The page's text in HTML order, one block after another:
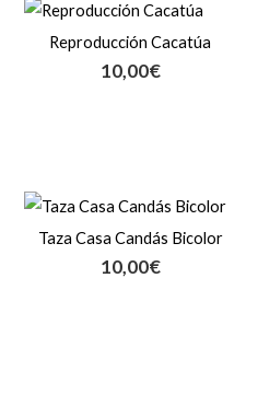
Reproducción Cacatúa
10,00€
Taza Casa Candás Bicolor
10,00€